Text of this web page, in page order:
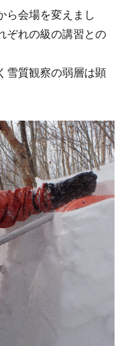
ら会場を変えまし
ぞれの級の講習との
雪質観察の弱層は顕